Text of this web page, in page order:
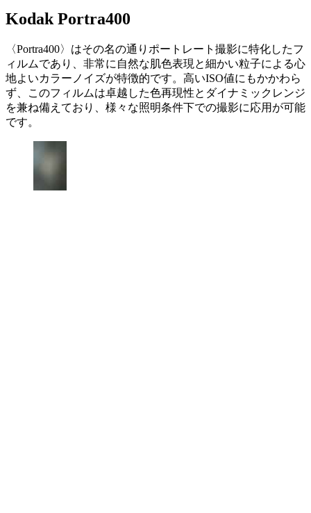
Kodak Portra400
〈Portra400〉はその名の通りポートレート撮影に特化したフ
ィルムであり、非常に自然な肌色表現と細かい粒子による心
地よいカラーノイズが特徴的です。高いISO値にもかかわら
ず、このフィルムは卓越した色再現性とダイナミックレンジ
を兼ね備えており、様々な照明条件下での撮影に応用が可能
です。